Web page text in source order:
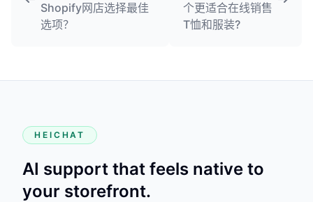
Shopify网店选择最佳
选项？
个更适合在线销售
T恤和服装?
HEICHAT
AI support that feels native to
your storefront.